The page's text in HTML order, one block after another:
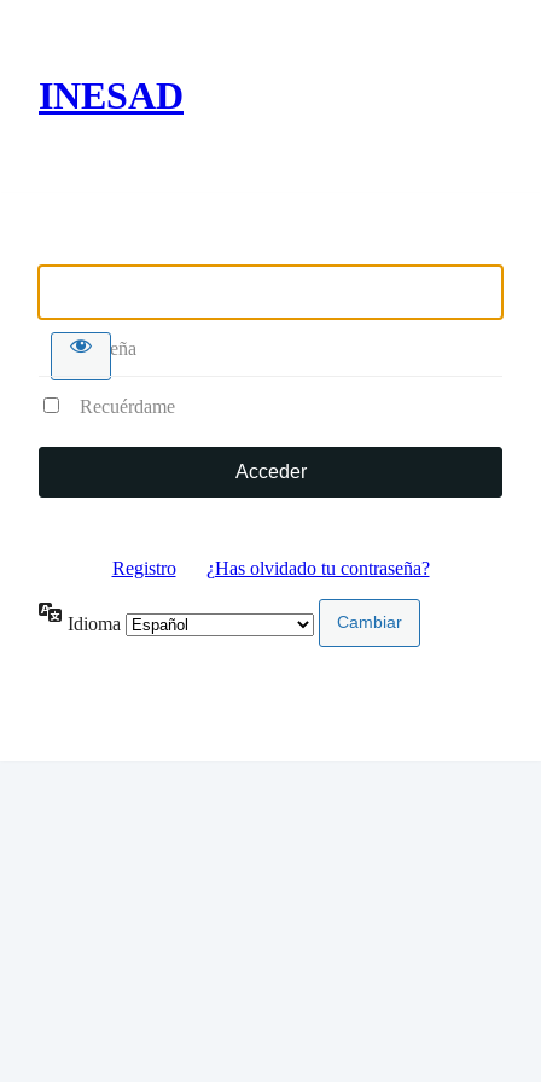
INESAD
Contraseña
Recuérdame
Registro ¿Has olvidado tu contraseña?
Idioma